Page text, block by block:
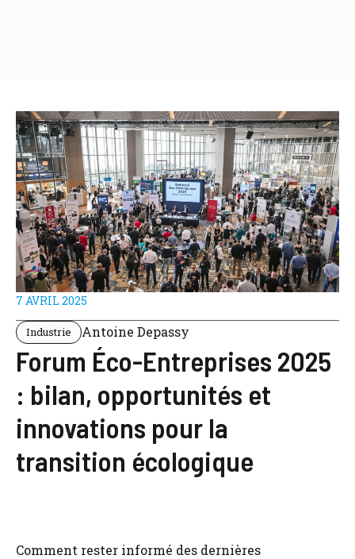
7 AVRIL 2025
Industrie Antoine Depassy
Forum Éco-Entreprises 2025
: bilan, opportunités et
innovations pour la
transition écologique
Comment rester informé des dernières